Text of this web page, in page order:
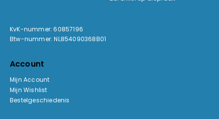
KvK-nummer: 60857196
Btw-nummer: NL854090368B01
Account
Mijn Account
Mijn Wishlist
Bestelgeschiedenis